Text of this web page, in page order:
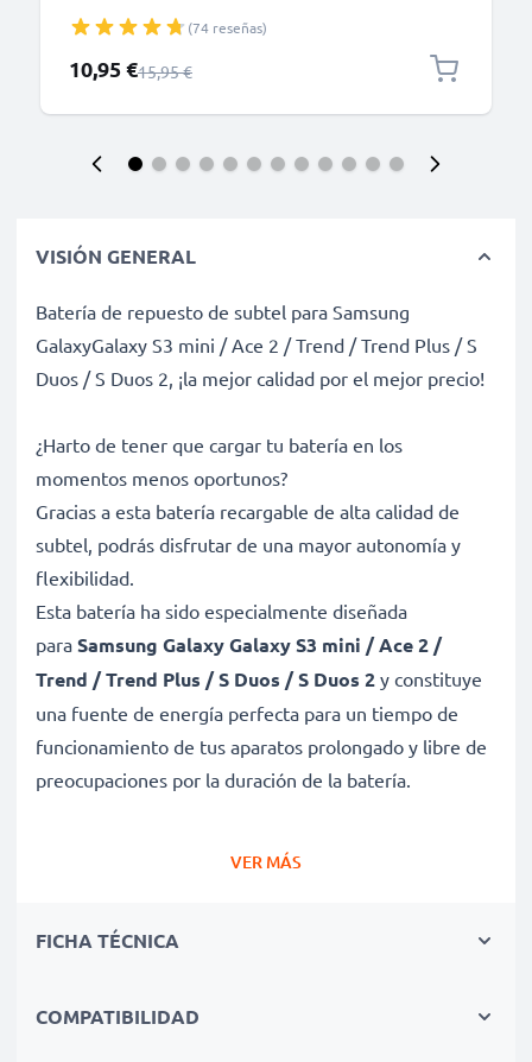
Smartphone, iPhone, GoPro - Negro
(74 reseñas)
Precio especial
10,95 €Precio normal
15,95 €
VISIÓN GENERAL
Batería de repuesto de subtel para Samsung
GalaxyGalaxy S3 mini / Ace 2 / Trend / Trend Plus / S
Duos / S Duos 2, ¡la mejor calidad por el mejor precio!
¿Harto de tener que cargar tu batería en los
momentos menos oportunos?
Gracias a esta batería recargable de alta calidad de
subtel, podrás disfrutar de una mayor autonomía y
flexibilidad.
Esta batería ha sido especialmente diseñada
para Samsung Galaxy Galaxy S3 mini / Ace 2 /
Trend / Trend Plus / S Duos / S Duos 2 y constituye
una fuente de energía perfecta para un tiempo de
funcionamiento de tus aparatos prolongado y libre de
preocupaciones por la duración de la batería.
Batería gran capacidad para un uso prolongado de
✔ Batería recargable con gran capacidad 1500mAh y
✔ Máximo rendimiento de tu dispositivo Samsung
VER MÁS
FICHA TÉCNICA
COMPATIBILIDAD